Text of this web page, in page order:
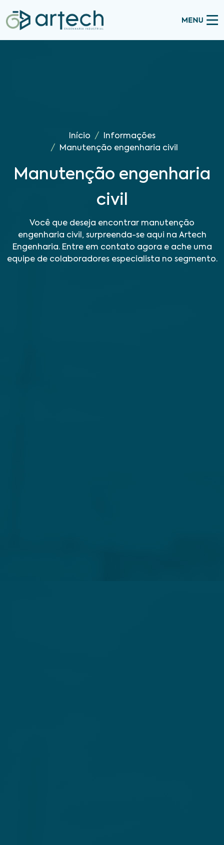
Início
Informações
Manutenção engenharia civil
Manutenção engenharia
civil
Você que deseja encontrar manutenção
engenharia civil, surpreenda-se aqui na Artech
Engenharia. Entre em contato agora e ache uma
equipe de colaboradores especialista no segmento.